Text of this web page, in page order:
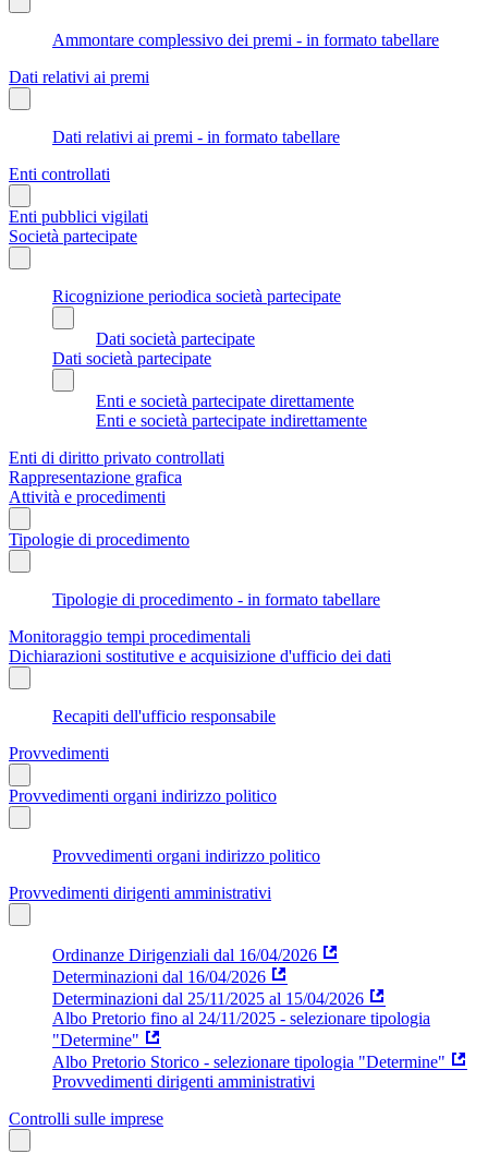
Ammontare complessivo dei premi - in formato tabellare
Dati relativi ai premi
Dati relativi ai premi - in formato tabellare
Enti controllati
Enti pubblici vigilati
Società partecipate
Ricognizione periodica società partecipate
Dati società partecipate
Dati società partecipate
Enti e società partecipate direttamente
Enti e società partecipate indirettamente
Enti di diritto privato controllati
Rappresentazione grafica
Attività e procedimenti
Tipologie di procedimento
Tipologie di procedimento - in formato tabellare
Monitoraggio tempi procedimentali
Dichiarazioni sostitutive e acquisizione d'ufficio dei dati
Recapiti dell'ufficio responsabile
Provvedimenti
Provvedimenti organi indirizzo politico
Provvedimenti organi indirizzo politico
Provvedimenti dirigenti amministrativi
Ordinanze Dirigenziali dal 16/04/2026
Determinazioni dal 16/04/2026
Determinazioni dal 25/11/2025 al 15/04/2026
Albo Pretorio fino al 24/11/2025 - selezionare tipologia
"Determine"
Albo Pretorio Storico - selezionare tipologia "Determine"
Provvedimenti dirigenti amministrativi
Controlli sulle imprese